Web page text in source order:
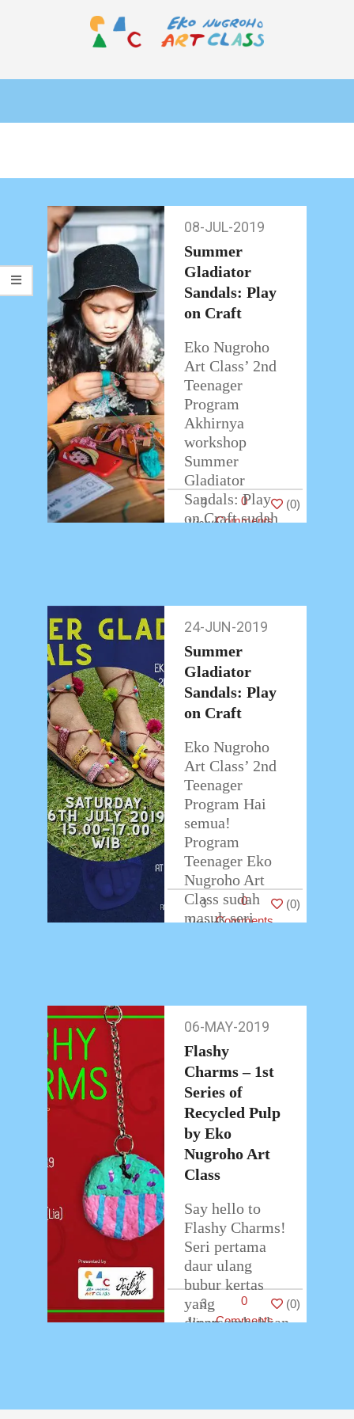
ART
Primary
Menu
08-
2019
08-JUL-2019
Summer
Gladiator
Sandals: Play
on Craft
Eko Nugroho
Art Class’ 2nd
Teenager
Program
Akhirnya
workshop
Summer
Gladiator
Sandals: Play
on Craft sudah
pulang hasil
karyanya
dengan
antusias.
…
3
0
Comments
(0)
24-
Jun-
2019
24-JUN-2019
Summer
Gladiator
Sandals: Play
on Craft
Eko Nugroho
Art Class’ 2nd
Teenager
Program Hai
semua!
Program
Teenager Eko
Nugroho Art
Class sudah
masuk seri
3
0
Comments
(0)
May-
2019
06-MAY-2019
Flashy
Charms – 1st
Series of
Recycled Pulp
by Eko
Nugroho Art
Class
Say hello to
Flashy Charms!
Seri pertama
daur ulang
bubur kertas
yang
dipersembahkan
3
0
Comments
(0)